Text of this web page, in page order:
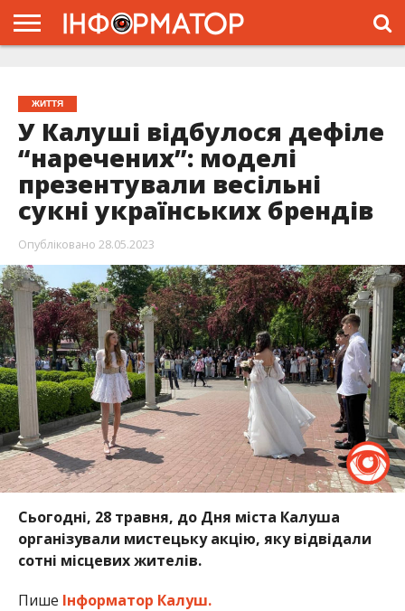
ЖИТТЯ
У Калуші відбулося дефіле
“наречених”: моделі
презентували весільні
сукні українських брендів
Опубліковано 28.05.2023
Сьогодні, 28 травня, до Дня міста Калуша
організували мистецьку акцію, яку відвідали
сотні місцевих жителів.
Пише Інформатор Калуш.